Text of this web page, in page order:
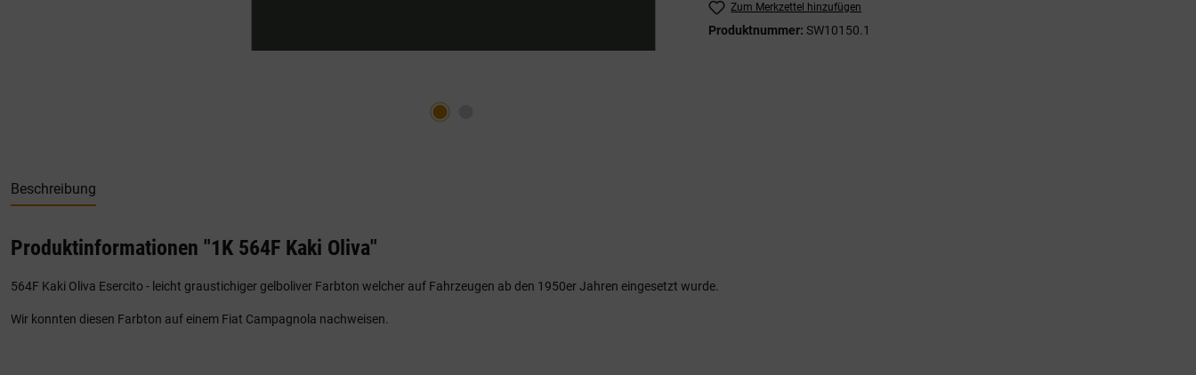
Zum Merkzettel hinzufügen
Produktnummer: SW10150.1
Beschreibung
Produktinformationen "1K 564F Kaki Oliva"
564F Kaki Oliva Esercito - leicht graustichiger gelboliver Farbton welcher auf Fahrzeugen ab den 1950er Jahren eingesetzt wurde.
Wir konnten diesen Farbton auf einem Fiat Campagnola nachweisen.